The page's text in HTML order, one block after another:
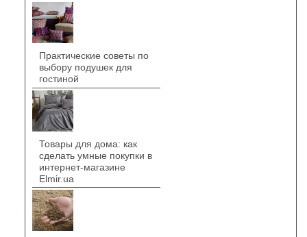
Практические советы по
выбору подушек для
гостиной
Товары для дома: как
сделать умные покупки в
интернет-магазине
Elmir.ua